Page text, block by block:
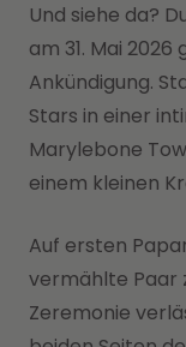
Und siehe da?
am 31. Mai
Ankündigung.
Stars in einer
Marylebone
einem kleinen
Auf ersten
vermählte Paar
Zeremonie